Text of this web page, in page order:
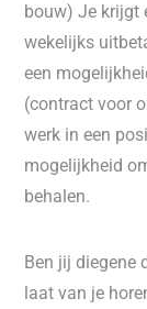
bouw) Je krijgt
wekelijks
een
(contract voor
werk in een
mogelijkheid
behalen.
Ben jij diegene
laat van je